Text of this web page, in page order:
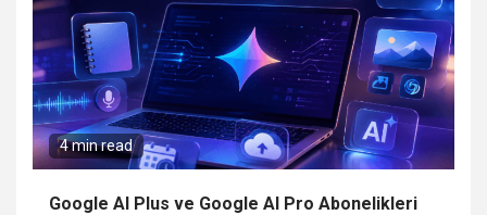
4 min read
Google AI Plus ve Google AI Pro Abonelikleri